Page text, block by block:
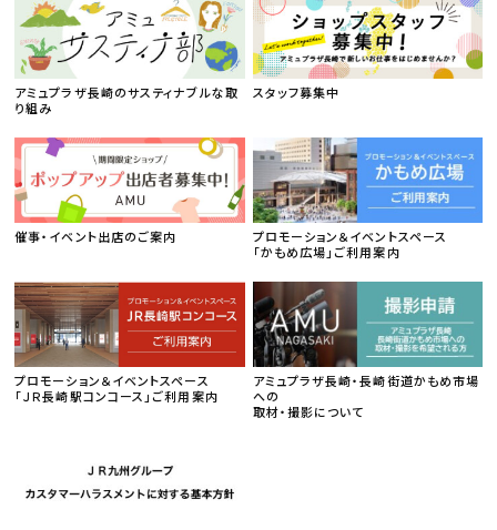
アミュプラザ長崎のサスティナブルな取
り組み
スタッフ募集中
催事・イベント出店のご案内
プロモーション＆イベントスペース
「かもめ広場」ご利用案内
プロモーション＆イベントスペース
「ＪＲ長崎駅コンコース」ご利用案内
アミュプラザ長崎・長崎街道かもめ市場
への
取材・撮影について